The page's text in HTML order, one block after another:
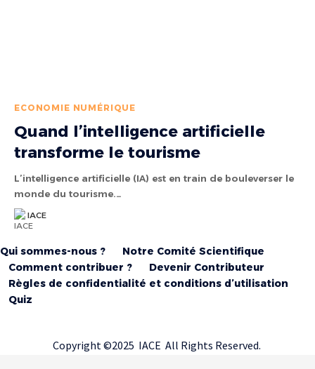
ECONOMIE NUMÉRIQUE
Quand l’intelligence artificielle
transforme le tourisme
L’intelligence artificielle (IA) est en train de bouleverser le
monde du tourisme.…
IACE
Qui sommes-nous ?
Notre Comité Scientifique
Comment contribuer ?
Devenir Contributeur
Règles de confidentialité et conditions d’utilisation
Quiz
Copyright ©2025 IACE All Rights Reserved.